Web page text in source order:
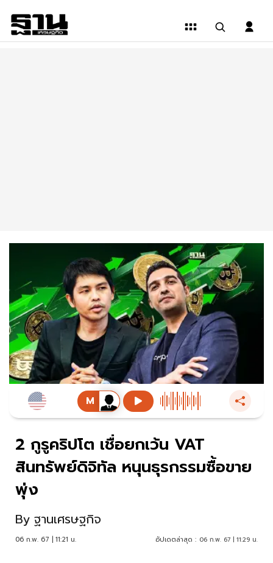
2 กูรูคริปโต เชื่อยกเว้น VAT
สินทรัพย์ดิจิทัล หนุนธุรกรรมซื้อขาย
พุ่ง
By ฐานเศรษฐกิจ
06 ก.พ. 67 | 11:21 น. อัปเดตล่าสุด : 06 ก.พ. 67 | 11:29 น.